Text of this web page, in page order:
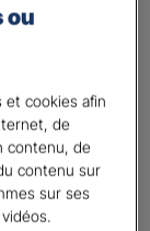
contrat. Pensez
ou
et cookies afin
de
contenu, de
contenu sur
sur ses